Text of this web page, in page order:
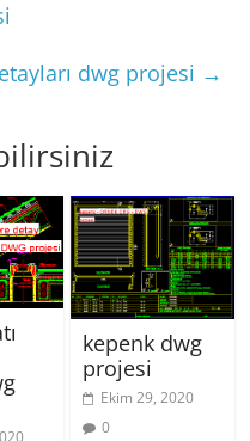
dwg projesi →
kepenk dwg
projesi
Ekim 29, 2020
0